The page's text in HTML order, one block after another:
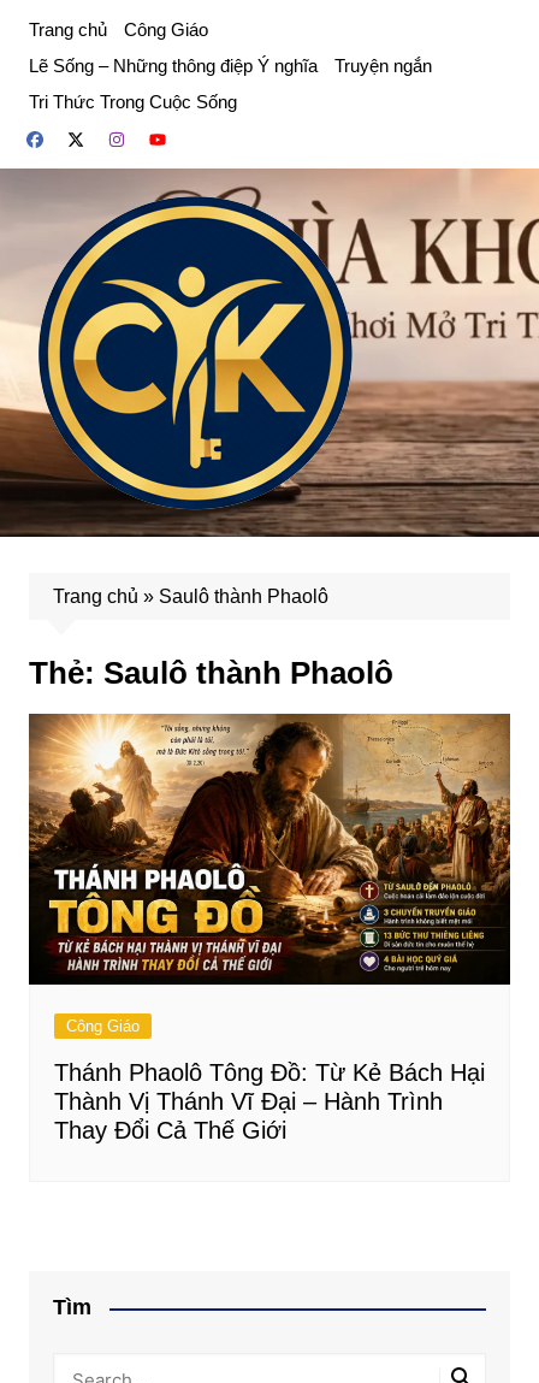
phần
dung
Trang chủ
Công Giáo
Lẽ Sống – Những thông điệp Ý nghĩa
Truyện ngắn
Tri Thức Trong Cuộc Sống
Trang chủ » Saulô thành Phaolô
Thẻ: Saulô thành Phaolô
Công Giáo
Thánh Phaolô Tông Đồ: Từ Kẻ Bách Hại
Thành Vị Thánh Vĩ Đại – Hành Trình
Thay Đổi Cả Thế Giới
Tìm